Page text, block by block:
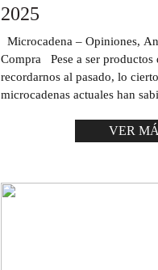
2025
Microcadena – Opiniones,
Compra Pese a ser productos
recordarnos al pasado, lo
microcadenas actuales han
VER